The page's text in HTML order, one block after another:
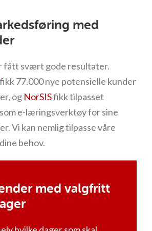
med
fått svært gode resultater.
fikk 77.000 nye potensielle kunder
og NorSISfikk tilpasset
e-læringsverktøy for sine
Vi kan nemlig tilpasse våre
behov.
med valgfritt